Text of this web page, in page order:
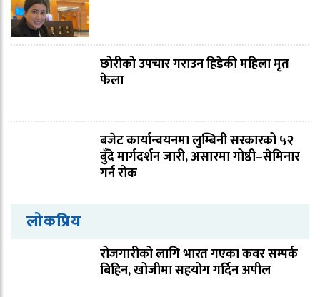
छोरीको उपचार गराउन हिडेकी महिला मृत
फेला
बजेट कार्यान्वयनमा लुम्बिनी सरकारको ५२
बुँदे मार्गदर्शन जारी, असारमा गोष्ठी–सेमिनार
गर्न रोक
लोकप्रिय
रोजगारीको लागि भारत गएका कवर सम्पर्क
बिहिन, खोजीमा सहयोग गर्दिन अपील